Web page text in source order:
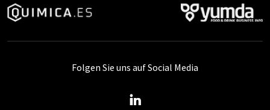
Folgen Sie uns auf Social Media